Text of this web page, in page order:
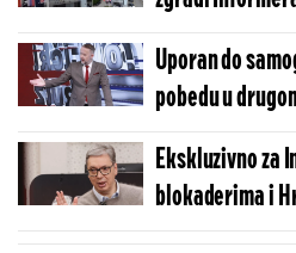
još nije videla!
Uporan do
pobedu u
"Političkog
Ekskluzivno za
blokaderima i
"Svašta sam